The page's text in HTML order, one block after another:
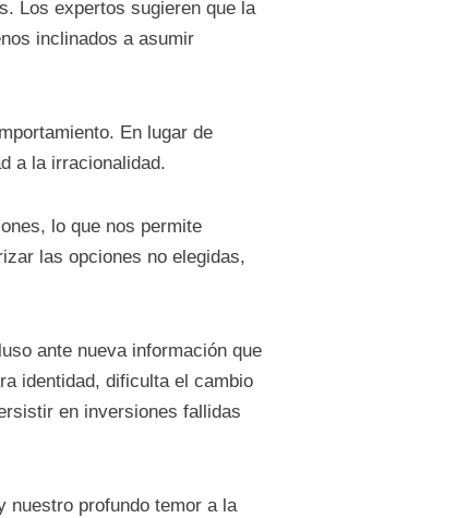
Los expertos sugieren que la
inclinados a asumir
En lugar de
a la irracionalidad.
lo que nos permite
las opciones no elegidas,
ante nueva información que
identidad, dificulta el cambio
en inversiones fallidas
nuestro profundo temor a la